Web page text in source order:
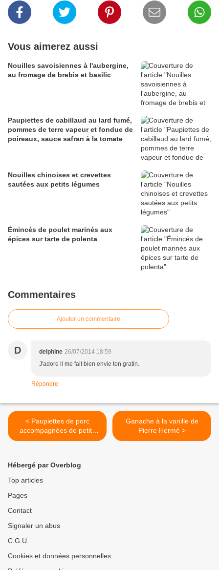
Vous aimerez aussi
Nouilles savoisiennes à l'aubergine,
au fromage de brebis et basilic
Paupiettes de cabillaud au lard fumé,
pommes de terre vapeur et fondue de
poireaux, sauce safran à la tomate
Nouilles chinoises et crevettes
sautées aux petits légumes
Émincés de poulet marinés aux
épices sur tarte de polenta
Commentaires
Ajouter un commentaire
D delphine 26/07/2014 18:59
J'adore il me fait bien envie ton gratin.
Répondre
< Paupiettes de porc
accompagnées de petits
légumes et riz noir
Ganache à la vanille de
Pierre Hermé >
Hébergé par Overblog
Top articles
Pages
Contact
Signaler un abus
C.G.U.
Cookies et données personnelles